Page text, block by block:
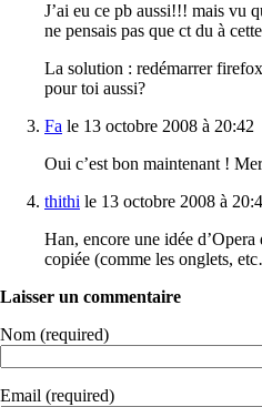
J’ai eu ce pb aussi!!! mais vu
ne pensais pas que ct du à
La solution : redémarrer
pour toi aussi?
Fa le 13 octobre 2008 à 20:42
Oui c’est bon maintenant !
thithi le 13 octobre 2008 à
Han, encore une idée
copiée (comme les onglets,
Laisser un commentaire
Nom (required)
Email (required)